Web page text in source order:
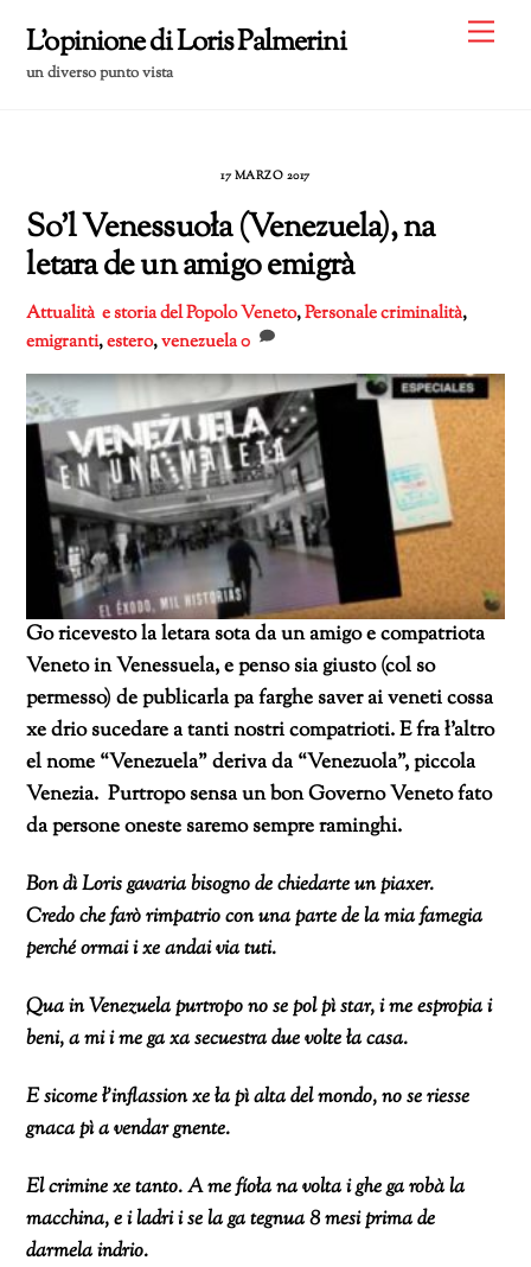
content
L'opinione di Loris Palmerini
un diverso punto vista
17 MARZO 2017
So’l Venessuoła (Venezuela), na
letara de un amigo emigrà
Attualità e storia del Popolo Veneto,Personalecriminalità,
emigranti,estero,venezuela0
Go ricevesto la letara sota da un amigo e compatriota
Veneto in Venessuela, e penso sia giusto (col so
permesso) de publicarla pa farghe saver ai veneti cossa
xe drio sucedare a tanti nostri compatrioti. E fra ł’altro
el nome “Venezuela” deriva da “Venezuola”, piccola
Venezia. Purtropo sensa un bon Governo Veneto fato
da persone oneste saremo sempre raminghi.
Bon dì Loris gavaria bisogno de chiedarte un piaxer.
Credo che farò rimpatrio con una parte de la mia famegia
perché ormai i xe andai via tuti.
Qua in Venezuela purtropo no se pol pì star, i me espropia i
beni, a mi i me ga xa secuestra due volte ła casa.
E sicome ł’inflassion xe ła pì alta del mondo, no se riesse
gnaca pì a vendar gnente.
El crimine xe tanto. A me fíoła na volta i ghe ga robà la
macchina, e i ladri i se la ga tegnua 8 mesi prima de
darmela indrio.